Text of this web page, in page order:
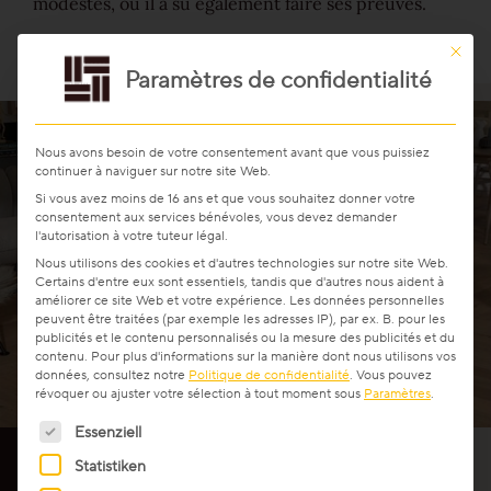
Des tendances réinterprétées par
Ce
Paramètres de confidentialité
Nous avons besoin de votre consentement avant que vous puissiez
continuer à naviguer sur notre site Web.
Si vous avez moins de 16 ans et que vous souhaitez donner votre
consentement aux services bénévoles, vous devez demander
l'autorisation à votre tuteur légal.
Nous utilisons des cookies et d'autres technologies sur notre site Web.
Certains d'entre eux sont essentiels, tandis que d'autres nous aident à
améliorer ce site Web et votre expérience. Les données personnelles
peuvent être traitées (par exemple les adresses IP), par ex. B. pour les
publicités et le contenu personnalisés ou la mesure des publicités et du
contenu. Pour plus d'informations sur la manière dont nous utilisons vos
données, consultez notre Politique de confidentialité. Vous pouvez
révoquer ou ajuster votre sélection à tout moment sous Paramètres.
La liste suivante énumère les groupes de services pour
Essenziell
Statistiken